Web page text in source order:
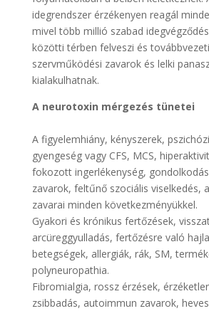
idegrendszer érzékenyen reagál
mivel több millió szabad
közötti térben felveszi és
szervműködési zavarok és lelki
kialakulhatnak.
A neurotoxin mérgezés tünetei
A figyelemhiány, kényszerek,
gyengeség vagy CFS, MCS,
fokozott ingerlékenység,
zavarok, feltűnő szociális viselkedés,
zavarai minden következményükkel.
Gyakori és krónikus fertőzések,
arcüreggyulladás, fertőzésre való
betegségek, allergiák, rák, SM,
polyneuropathia.
Fibromialgia, rossz érzések,
zsibbadás, autoimmun zavarok,